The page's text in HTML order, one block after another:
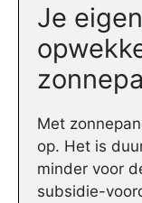
Je
Met
op. Het is
minder voor
subsidie-